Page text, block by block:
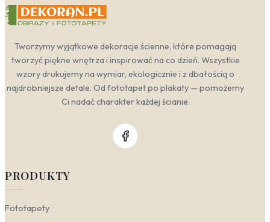
Tworzymy wyjątkowe dekoracje ścienne, które pomagają
tworzyć piękne wnętrza i inspirować na co dzień. Wszystkie
wzory drukujemy na wymiar, ekologicznie i z dbałością o
najdrobniejsze detale. Od fototapet po plakaty — pomożemy
Ci nadać charakter każdej ścianie.
PRODUKTY
Fototapety